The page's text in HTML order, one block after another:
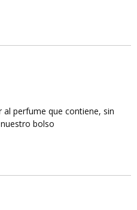
perfume que contiene, sin
bolso